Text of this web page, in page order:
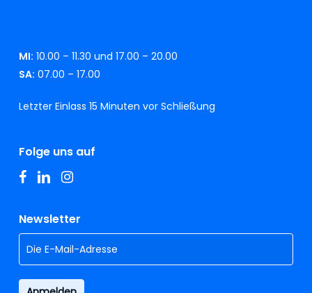
MI: 10.00 – 11.30 und 17.00 – 20.00
SA: 07.00 – 17.00
Letzter Einlass 15 Minuten vor Schließung
Folge uns auf
facebook
linkedininstagram
Newsletter